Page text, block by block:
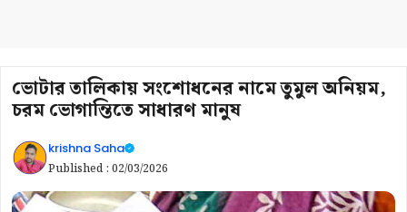
ভোটার তালিকায় সংশোধনের নামে তুমুল অনিয়ম,
চরম ভোগান্তিতে সাধারণ মানুষ
krishna Saha
Published : 02/03/2026